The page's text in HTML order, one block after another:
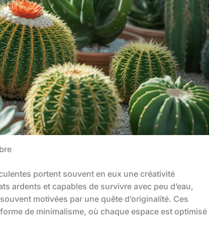
portent souvent en eux une créativité
ardents et capables de survivre avec peu d’eau,
motivées par une quête d’originalité. Ces
de minimalisme, où chaque espace est optimisé